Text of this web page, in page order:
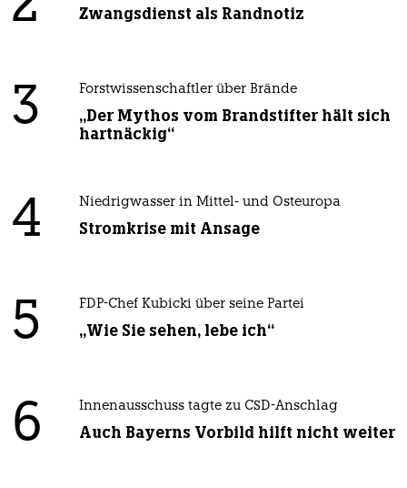
Zwangsdienst als Randnotiz
3 Forstwissenschaftler über Brände
„Der Mythos vom Brandstifter hält sich
hartnäckig“
4 Niedrigwasser in Mittel- und Osteuropa
Stromkrise mit Ansage
5 FDP-Chef Kubicki über seine Partei
„Wie Sie sehen, lebe ich“
6 Innenausschuss tagte zu CSD-Anschlag
Auch Bayerns Vorbild hilft nicht weiter